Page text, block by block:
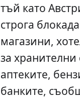
тъй като
строга
магазини,
за
аптеките,
банките,